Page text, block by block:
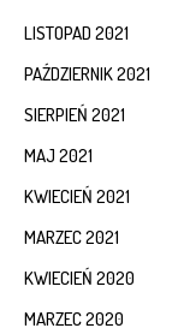
LISTOPAD 2021
PAŹDZIERNIK 2021
SIERPIEŃ 2021
MAJ 2021
KWIECIEŃ 2021
MARZEC 2021
KWIECIEŃ 2020
MARZEC 2020